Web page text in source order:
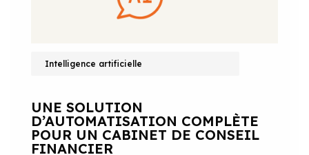
Intelligence artificielle
UNE SOLUTION
D’AUTOMATISATION COMPLÈTE
POUR UN CABINET DE CONSEIL
FINANCIER